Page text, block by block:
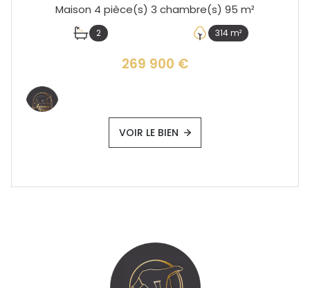
Maison 4 pièce(s) 3 chambre(s) 95 m²
2 314 m²
269 900 €
VOIR LE BIEN